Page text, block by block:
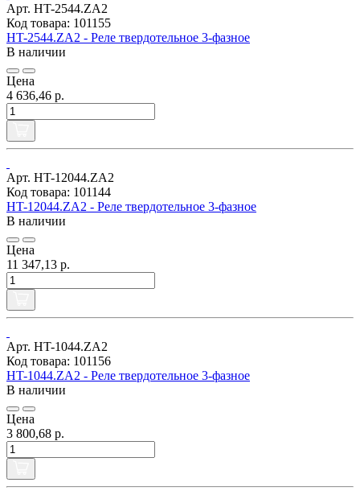
Арт. HT-2544.ZA2
Код товара: 101155
HT-2544.ZA2 - Реле твердотельное 3-фазное
В наличии
Цена
4 636,46 р.
Арт. HT-12044.ZA2
Код товара: 101144
HT-12044.ZA2 - Реле твердотельное 3-фазное
В наличии
Цена
11 347,13 р.
Арт. HT-1044.ZA2
Код товара: 101156
HT-1044.ZA2 - Реле твердотельное 3-фазное
В наличии
Цена
3 800,68 р.